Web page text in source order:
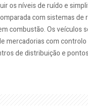
os níveis de ruído e
com sistemas de
combustão. Os veículos
mercadorias com controlo
de distribuição e